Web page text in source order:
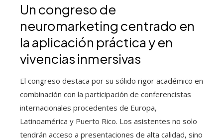
Un congreso de
neuromarketing centrado en
la aplicación práctica y en
vivencias inmersivas
El congreso destaca por su sólido rigor académico en
combinación con la participación de conferencistas
internacionales procedentes de Europa,
Latinoamérica y Puerto Rico. Los asistentes no solo
tendrán acceso a presentaciones de alta calidad, sino